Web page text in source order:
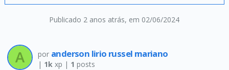
Publicado 2 anos atrás, em 02/06/2024
por anderson lirio russel mariano
| 1kxp | 1 posts